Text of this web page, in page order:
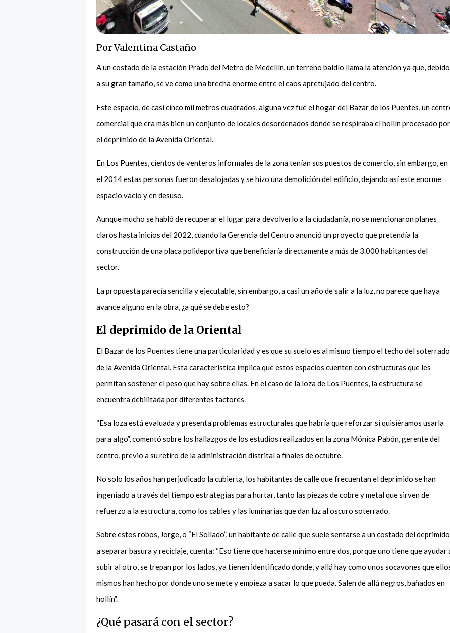
Por Valentina Castaño
A un costado de la estación Prado del Metro de Medellín, un terreno baldío llama la atención ya que, debido
a su gran tamaño, se ve como una brecha enorme entre el caos apretujado del centro.
Este espacio, de casi cinco mil metros cuadrados, alguna vez fue el hogar del Bazar de los Puentes, un
comercial que era más bien un conjunto de locales desordenados donde se respiraba el hollín procesado por
el deprimido de la Avenida Oriental.
En Los Puentes, cientos de venteros informales de la zona tenían sus puestos de comercio, sin embargo, en
el 2014 estas personas fueron desalojadas y se hizo una demolición del edificio, dejando así este enorme
espacio vacío y en desuso.
Aunque mucho se habló de recuperar el lugar para devolverlo a la ciudadanía, no se mencionaron planes
claros hasta inicios del 2022, cuando la Gerencia del Centro anunció un proyecto que pretendía la
construcción de una placa polideportiva que beneficiaría directamente a más de 3.000 habitantes del
sector.
La propuesta parecía sencilla y ejecutable, sin embargo, a casi un año de salir a la luz, no parece que haya
avance alguno en la obra, ¿a qué se debe esto?
El deprimido de la Oriental
El Bazar de los Puentes tiene una particularidad y es que su suelo es al mismo tiempo el techo del soterrado
de la Avenida Oriental. Esta característica implica que estos espacios cuenten con estructuras que les
permitan sostener el peso que hay sobre ellas. En el caso de la loza de Los Puentes, la estructura se
encuentra debilitada por diferentes factores.
“Esa loza está evaluada y presenta problemas estructurales que habría que reforzar si quisiéramos usarla
para algo”, comentó sobre los hallazgos de los estudios realizados en la zona Mónica Pabón, gerente del
centro, previo a su retiro de la administración distrital a finales de octubre.
No solo los años han perjudicado la cubierta, los habitantes de calle que frecuentan el deprimido se han
ingeniado a través del tiempo estrategias para hurtar, tanto las piezas de cobre y metal que sirven de
refuerzo a la estructura, como los cables y las luminarias que dan luz al oscuro soterrado.
Sobre estos robos, Jorge, o “El Sollado”, un habitante de calle que suele sentarse a un costado del deprimido
a separar basura y reciclaje, cuenta: “Eso tiene que hacerse mínimo entre dos, porque uno tiene que ayudar
subir al otro, se trepan por los lados, ya tienen identificado donde, y allá hay como unos socavones que
mismos han hecho por donde uno se mete y empieza a sacar lo que pueda. Salen de allá negros, bañados en
hollín”.
¿Qué pasará con el sector?